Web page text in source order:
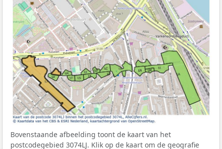
Bovenstaande afbeelding toont de kaart van het
postcodegebied 3074LJ. Klik op de kaart om de geografie